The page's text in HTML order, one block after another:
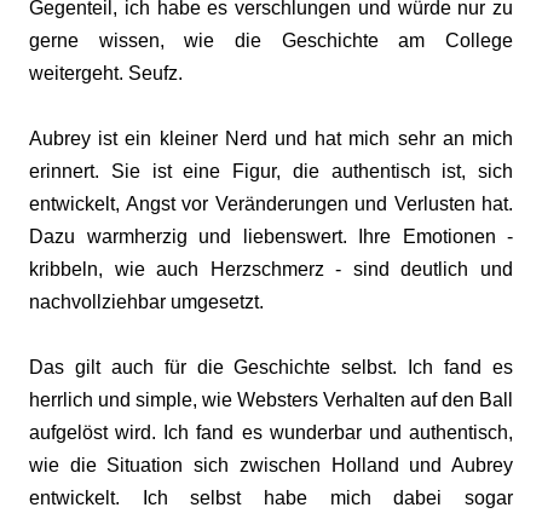
Gegenteil, ich habe es verschlungen und würde nur zu
gerne wissen, wie die Geschichte am College
weitergeht. Seufz.
Aubrey ist ein kleiner Nerd und hat mich sehr an mich
erinnert. Sie ist eine Figur, die authentisch ist, sich
entwickelt, Angst vor Veränderungen und Verlusten hat.
Dazu warmherzig und liebenswert. Ihre Emotionen -
kribbeln, wie auch Herzschmerz - sind deutlich und
nachvollziehbar umgesetzt.
Das gilt auch für die Geschichte selbst. Ich fand es
herrlich und simple, wie Websters Verhalten auf den Ball
aufgelöst wird. Ich fand es wunderbar und authentisch,
wie die Situation sich zwischen Holland und Aubrey
entwickelt. Ich selbst habe mich dabei sogar